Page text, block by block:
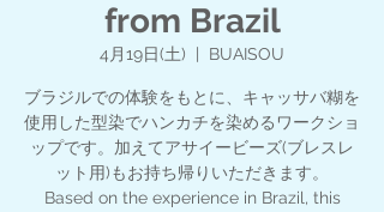
from Brazil
4月19日(土) BUAISOU
ブラジルでの体験をもとに、キャッサバ糊を
使用した型染でハンカチを染めるワークショ
ップです。加えてアサイービーズ(ブレスレ
ット用)もお持ち帰りいただきます。
Based on the experience in Brazil, this